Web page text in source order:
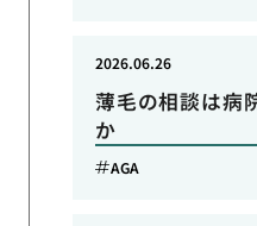
薄毛の相談は病
か
2026.06.26
AGA